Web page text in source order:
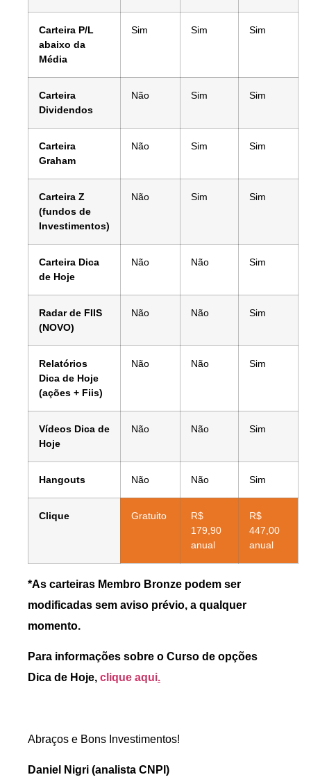
Carteira P/L
abaixo da
Média
Sim Sim Sim
Carteira
Dividendos
Não Sim Sim
Carteira
Graham
Não Sim Sim
Carteira Z
(fundos de
Investimentos)
Não Sim Sim
Carteira Dica
de Hoje
Não Não Sim
Radar de FIIS
(NOVO)
Não Não Sim
Relatórios
Dica de Hoje
(ações + Fiis)
Não Não Sim
Vídeos Dica de
Hoje
Não Não Sim
Hangouts Não Não Sim
Clique Gratuito
R$
179,90
anual
R$
447,00
anual
*As carteiras Membro Bronze podem ser
modificadas sem aviso prévio, a qualquer
momento.
Para informações sobre o Curso de opções
Dica de Hoje, clique aqui.
Abraços e Bons Investimentos!
Daniel Nigri (analista CNPI)